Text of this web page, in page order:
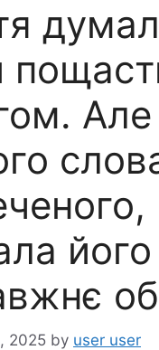
Але
його
2025 by user user